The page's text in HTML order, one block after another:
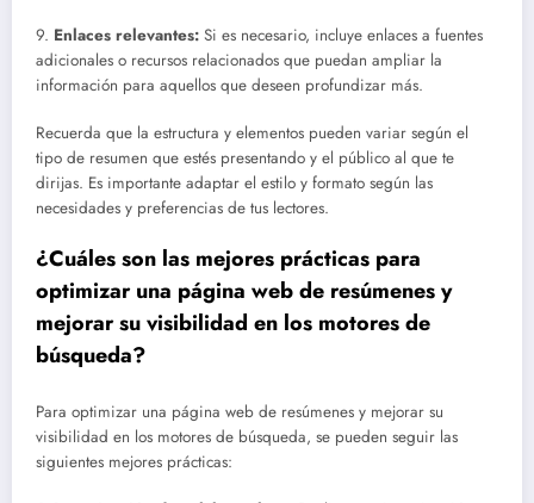
9. Enlaces relevantes: Si es necesario, incluye enlaces a fuentes
adicionales o recursos relacionados que puedan ampliar la
información para aquellos que deseen profundizar más.
Recuerda que la estructura y elementos pueden variar según el
tipo de resumen que estés presentando y el público al que te
dirijas. Es importante adaptar el estilo y formato según las
necesidades y preferencias de tus lectores.
¿Cuáles son las mejores prácticas para
optimizar una página web de resúmenes y
mejorar su visibilidad en los motores de
búsqueda?
Para optimizar una página web de resúmenes y mejorar su
visibilidad en los motores de búsqueda, se pueden seguir las
siguientes mejores prácticas: